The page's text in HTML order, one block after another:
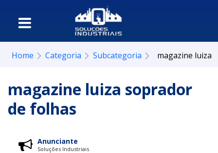
Home Categoria Subcategoria magazine luiza
magazine luiza soprador
de folhas
Anunciante
Soluções Industriais